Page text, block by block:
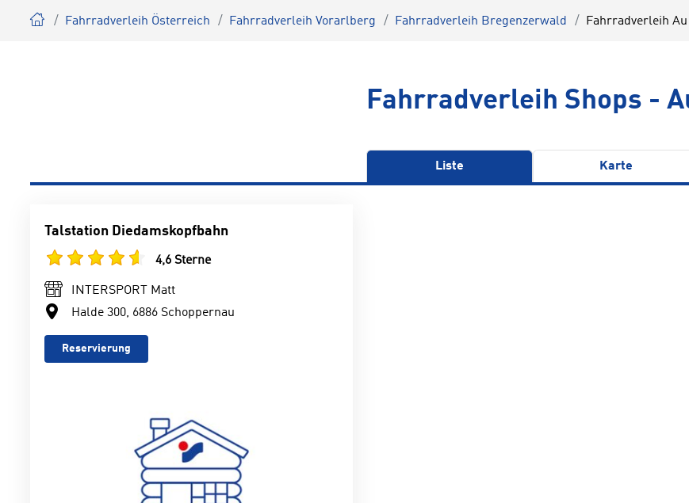
Fahrradverleih Österreich Fahrradverleih Vorarlberg Fahrradverleih Bregenzerwald Fahrradverleih Au
Fahrradverleih Shops -
Liste Karte
Talstation Diedamskopfbahn
4,6 Sterne
INTERSPORT Matt
Halde 300, 6886 Schoppernau
Reservierung